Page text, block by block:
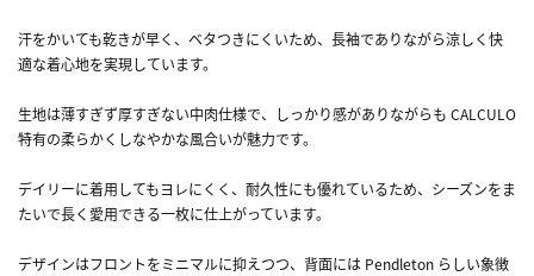
汗をかいても乾きが早く、ベタつきにくいため、長袖でありながら涼しく快
適な着心地を実現しています。
生地は薄すぎず厚すぎない中肉仕様で、しっかり感がありながらも CALCULO
特有の柔らかくしなやかな風合いが魅力です。
デイリーに着用してもヨレにくく、耐久性にも優れているため、シーズンをま
たいで長く愛用できる一枚に仕上がっています。
デザインはフロントをミニマルに抑えつつ、背面には Pendleton らしい象徴